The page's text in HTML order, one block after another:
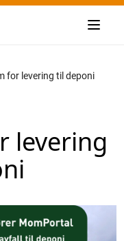
for levering til deponi
levering